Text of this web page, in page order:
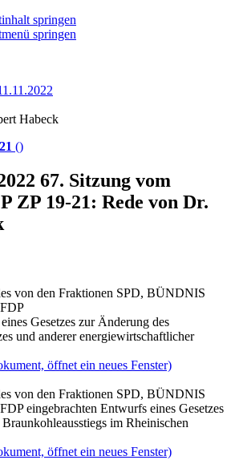
springen
springen
Habeck
()
67. Sitzung vom
ZP 19-21: Rede von Dr.
von den Fraktionen SPD, BÜNDNIS
Gesetzes zur Änderung des
und anderer energiewirtschaftlicher
öffnet ein neues Fenster)
von den Fraktionen SPD, BÜNDNIS
eingebrachten Entwurfs eines Gesetzes
im Rheinischen
öffnet ein neues Fenster)